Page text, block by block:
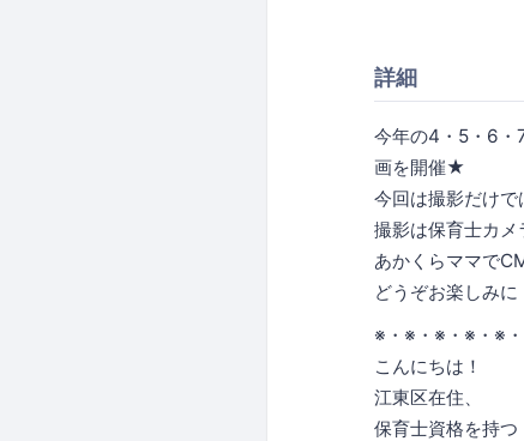
詳細
今年の4・5・6・
画を開催★
今回は撮影だけで
撮影は保育士カ
あかくらママで
どうぞお楽しみに
※・※・※・※・※
こんにちは！
江東区在住、
保育士資格を持つ